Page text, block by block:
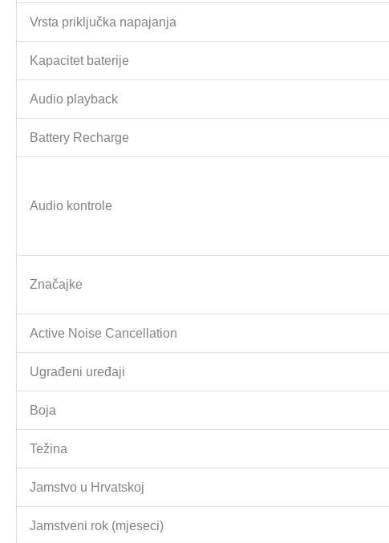
Vrsta priključka napajanja
Kapacitet baterije
Audio playback
Battery Recharge
Audio kontrole
Značajke
Active Noise Cancellation
Ugrađeni uređaji
Boja
Težina
Jamstvo u Hrvatskoj
Jamstveni rok (mjeseci)